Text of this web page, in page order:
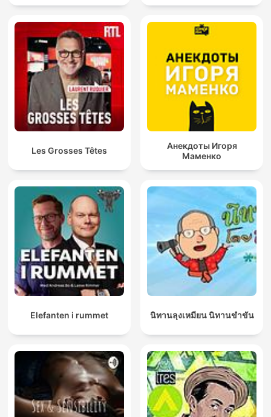
Les Grosses Têtes
Анекдоты Игоря
Маменко
Elefanten i rummet นิทานลุงเหมียน นิทานขำขัน